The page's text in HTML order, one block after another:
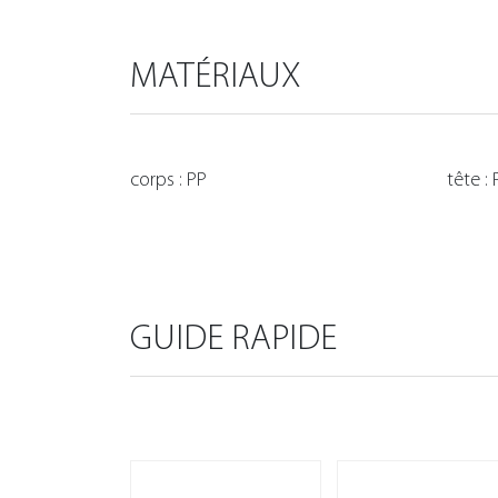
MATÉRIAUX
corps : PP tête :
GUIDE RAPIDE